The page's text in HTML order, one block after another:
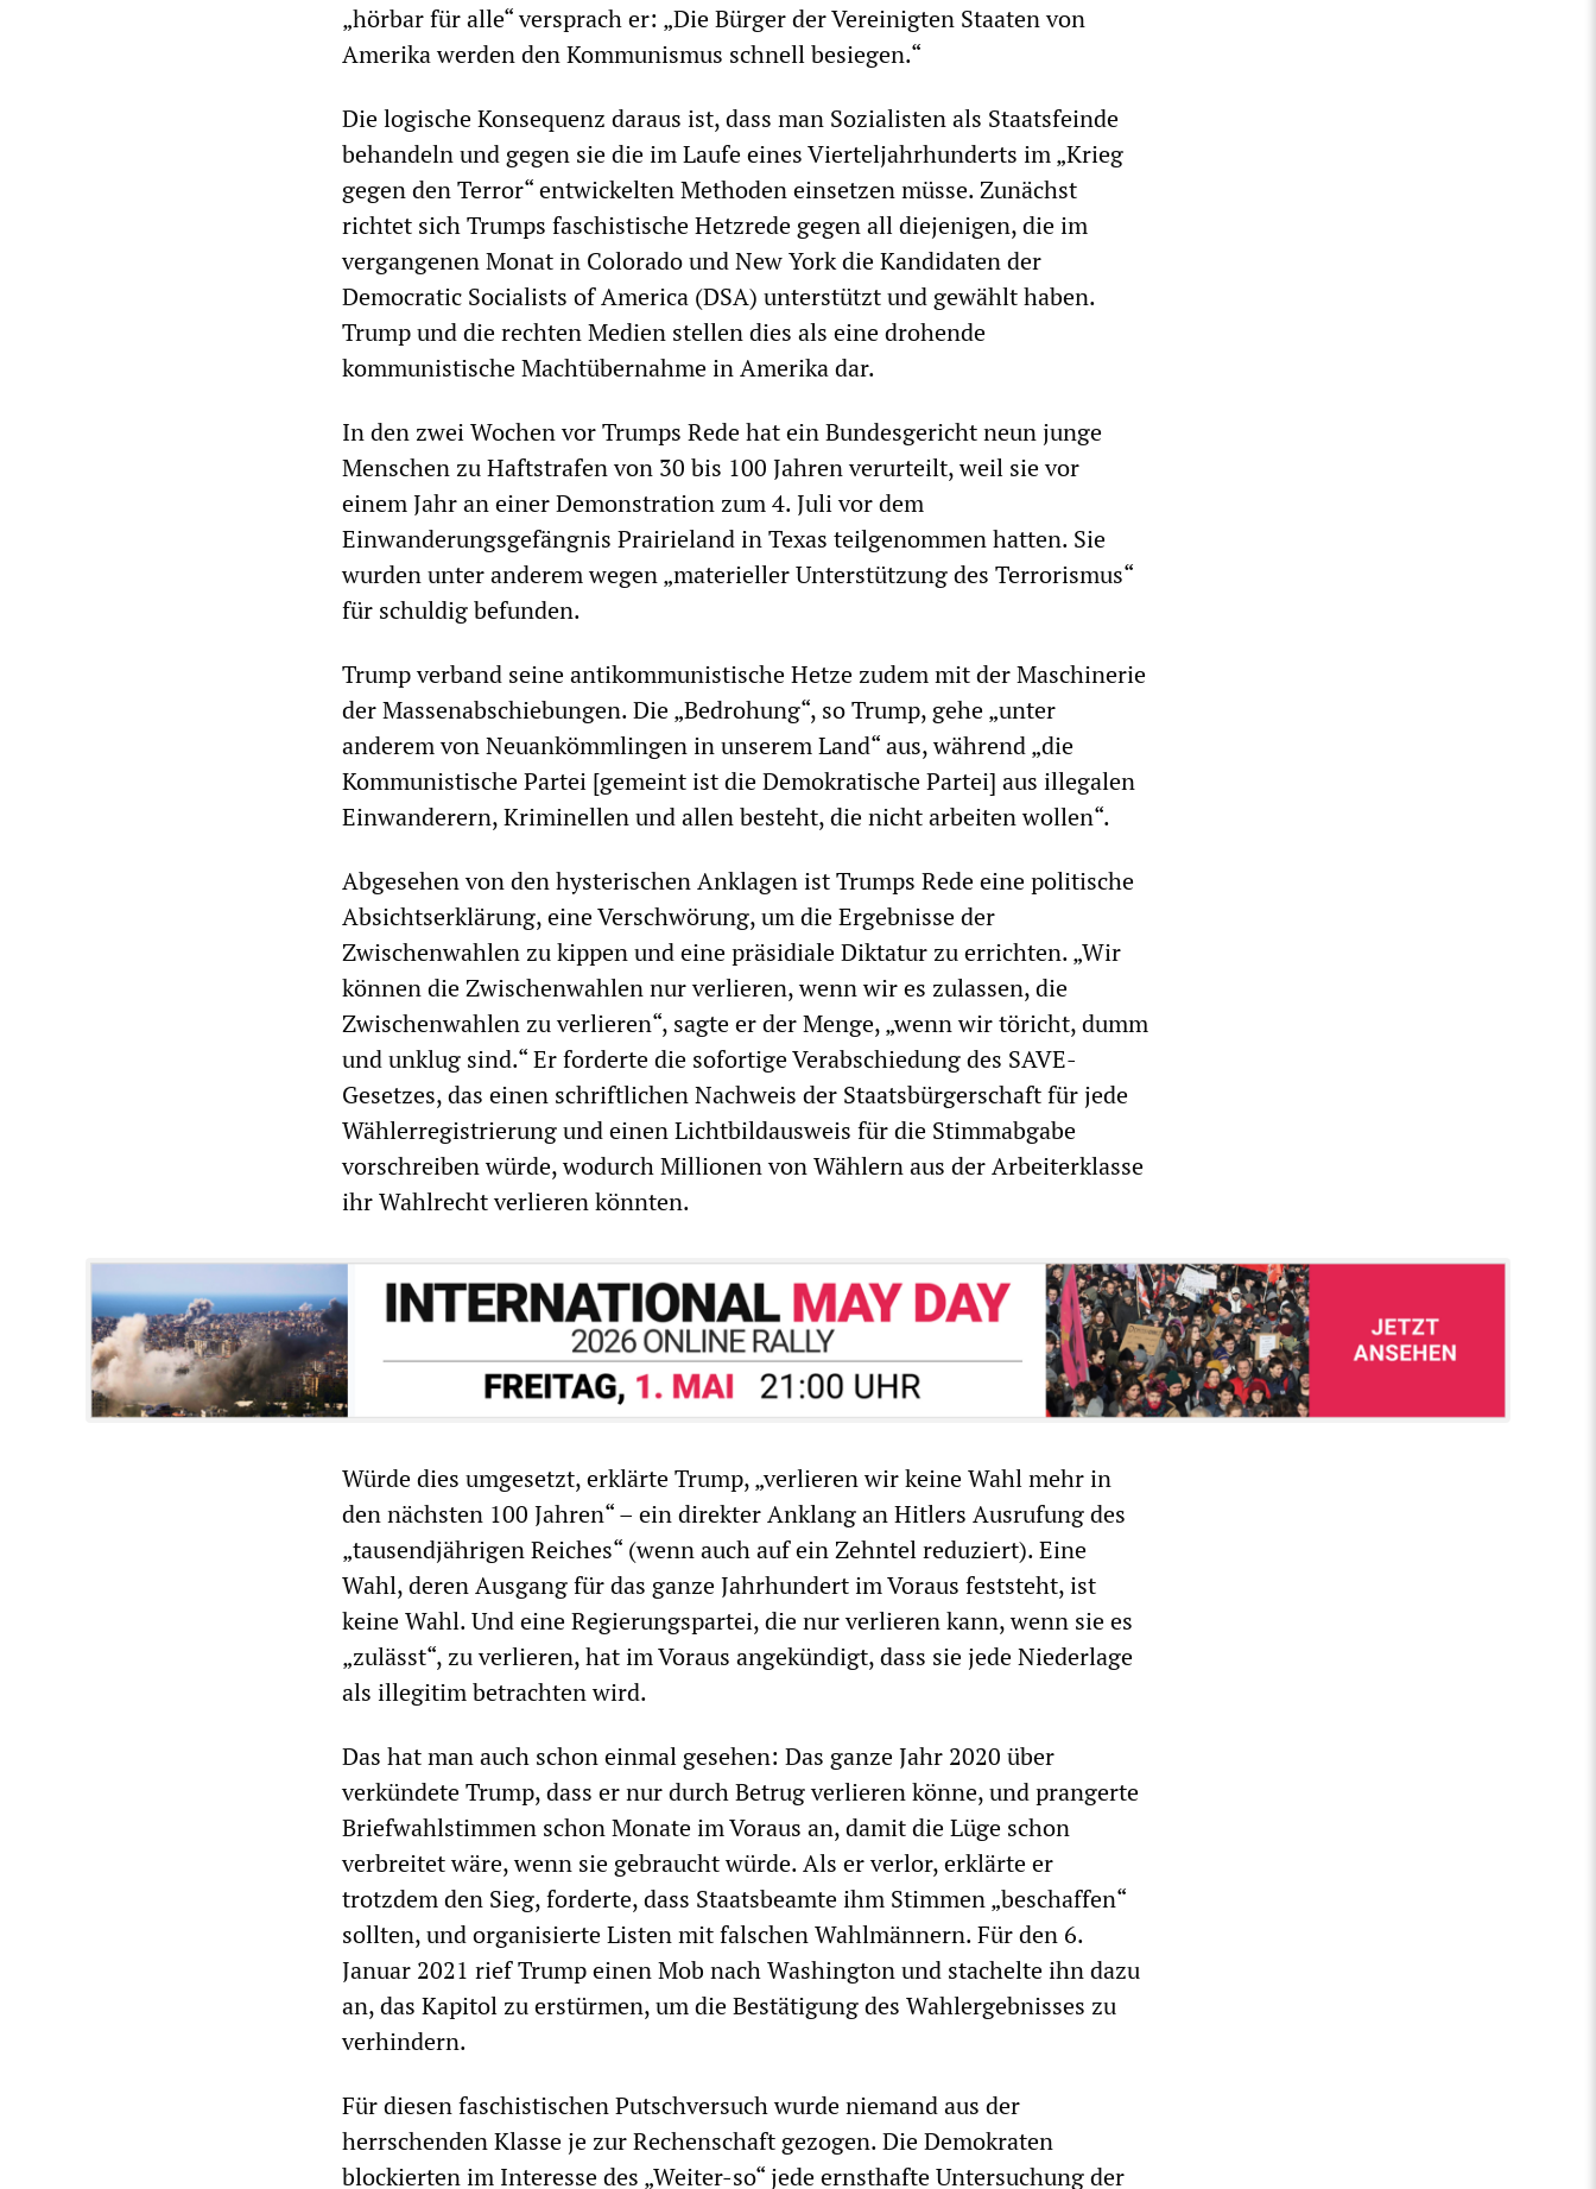
„hörbar für alle“ versprach er: „Die Bürger der Vereinigten Staaten von
Amerika werden den Kommunismus schnell besiegen.“
Die logische Konsequenz daraus ist, dass man Sozialisten als Staatsfeinde
behandeln und gegen sie die im Laufe eines Vierteljahrhunderts im „Krieg
gegen den Terror“ entwickelten Methoden einsetzen müsse. Zunächst
richtet sich Trumps faschistische Hetzrede gegen all diejenigen, die im
vergangenen Monat in Colorado und New York die Kandidaten der
Democratic Socialists of America (DSA) unterstützt und gewählt haben.
Trump und die rechten Medien stellen dies als eine drohende
kommunistische Machtübernahme in Amerika dar.
In den zwei Wochen vor Trumps Rede hat ein Bundesgericht neun junge
Menschen zu Haftstrafen von 30 bis 100 Jahren verurteilt, weil sie vor
einem Jahr an einer Demonstration zum 4. Juli vor dem
Einwanderungsgefängnis Prairieland in Texas teilgenommen hatten. Sie
wurden unter anderem wegen „materieller Unterstützung des Terrorismus“
für schuldig befunden.
Trump verband seine antikommunistische Hetze zudem mit der Maschinerie
der Massenabschiebungen. Die „Bedrohung“, so Trump, gehe „unter
anderem von Neuankömmlingen in unserem Land“ aus, während „die
Kommunistische Partei [gemeint ist die Demokratische Partei] aus illegalen
Einwanderern, Kriminellen und allen besteht, die nicht arbeiten wollen“.
Abgesehen von den hysterischen Anklagen ist Trumps Rede eine politische
Absichtserklärung, eine Verschwörung, um die Ergebnisse der
Zwischenwahlen zu kippen und eine präsidiale Diktatur zu errichten. „Wir
können die Zwischenwahlen nur verlieren, wenn wir es zulassen, die
Zwischenwahlen zu verlieren“, sagte er der Menge, „wenn wir töricht, dumm
und unklug sind.“ Er forderte die sofortige Verabschiedung des SAVE-
Gesetzes, das einen schriftlichen Nachweis der Staatsbürgerschaft für jede
Wählerregistrierung und einen Lichtbildausweis für die Stimmabgabe
vorschreiben würde, wodurch Millionen von Wählern aus der Arbeiterklasse
ihr Wahlrecht verlieren könnten.
Würde dies umgesetzt, erklärte Trump, „verlieren wir keine Wahl mehr in
den nächsten 100 Jahren“ – ein direkter Anklang an Hitlers Ausrufung des
„tausendjährigen Reiches“ (wenn auch auf ein Zehntel reduziert). Eine
Wahl, deren Ausgang für das ganze Jahrhundert im Voraus feststeht, ist
keine Wahl. Und eine Regierungspartei, die nur verlieren kann, wenn sie es
„zulässt“, zu verlieren, hat im Voraus angekündigt, dass sie jede Niederlage
als illegitim betrachten wird.
Das hat man auch schon einmal gesehen: Das ganze Jahr 2020 über
verkündete Trump, dass er nur durch Betrug verlieren könne, und prangerte
Briefwahlstimmen schon Monate im Voraus an, damit die Lüge schon
verbreitet wäre, wenn sie gebraucht würde. Als er verlor, erklärte er
trotzdem den Sieg, forderte, dass Staatsbeamte ihm Stimmen „beschaffen“
sollten, und organisierte Listen mit falschen Wahlmännern. Für den 6.
Januar 2021 rief Trump einen Mob nach Washington und stachelte ihn dazu
an, das Kapitol zu erstürmen, um die Bestätigung des Wahlergebnisses zu
verhindern.
Für diesen faschistischen Putschversuch wurde niemand aus der
herrschenden Klasse je zur Rechenschaft gezogen. Die Demokraten
blockierten im Interesse des „Weiter-so“ jede ernsthafte Untersuchung der